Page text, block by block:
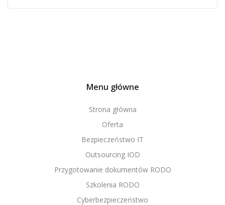
Menu główne
Strona główna
Oferta
Bezpieczeństwo IT
Outsourcing IOD
Przygotowanie dokumentów RODO
Szkolenia RODO
Cyberbezpieczeństwo